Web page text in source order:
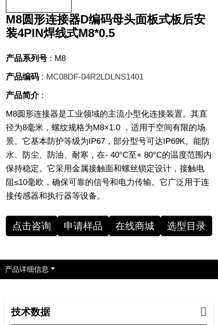
M8圆形连接器D编码母头面板式板后安
装4PIN焊线式M8*0.5
产品系列号 : M8
产品编码 : MC08DF-04R2LDLNS1401
产品简介:
M8圆形连接器是工业领域的主流小型化连接装置。其直
径为8毫米，螺纹规格为M8×1.0 ，适用于空间有限的场
景。它基本防护等级为IP67，部分型号可达IP69K。能防
水、防尘、防油、耐寒，在- 40°C至+ 80°C的温度范围内
保持稳定。它采用金属接触面和螺丝锁定设计，接触电
阻≤10毫欧，确保可靠的信号和电力传输。它广泛用于连
接传感器和执行器等设备。
点击咨询 申请样品 在线商城 选型目录
产品详细信息
技术数据